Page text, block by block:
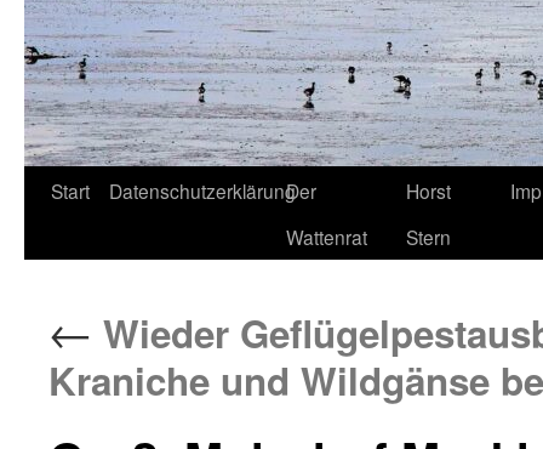
Start DatenschutzerklärungDer
Wattenrat
Horst
Stern
← Wieder
Kraniche und Wildgänse